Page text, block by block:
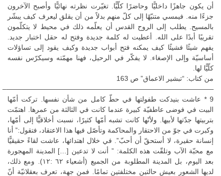
أن يكون جاهزًا داخليًّا وحاضرًا كلّيًّا. تغيّرت نظرته نهائيًّا وأصبح الآخرون
جزءًا منه. فيمسي متنبّهًا إلى كلّ منهم بدلاً من أن يقلق ليعرف كيف يبشّر
بالمسيح. يطلب إلى الروح القدس أن يعلّمه ذلك في محيط لا يتكلّمون
تقريبًا أبدًا على الله. أعطيت له كلمة جديدة وفتح له حقل اختبار جديد.
يفهم شيئًا فشيئًا كيف يمكنه فتح أبواب جديدة وكيف يقود إلى تساؤلات
أساسيّة وإلى الإصغاء. لا يفكّر في الرحيل، فهنا مهمّته وسيكرّس نفسه
كلّيًّا لها.
من كتاب: “تبشير الاعماق” ص 163
——————————————————————————————–
9 * عاشت بنيدكت طفولتها في حطّ كامل من شأن نفسها. تركت أمّها
البيت في فوضى عاطفيّة كبيرة عندما كانت في الثالثة من عمرها. اهتمّت
بتربيتها جدّتها لأبيها. ولأنّها كانت تشبه أمّها كثيرًا، نسبت أخلاقيًّا إلى أمّها،
وكبرت في جوّ من الاحتقار والمحاكمة وتأصّل فيها هذا الاعتقاد، فتقول:” أنا
إنسانة حقيرة، لا أستحقّ أن أحبّ”. في خلال اهتدائها، عاشت لقاءً حقيقيًّا
مع محبّة الآب وتلقّت هذه الكلمة: ” أنت لا تدعين […] المدينة المهجورة
بعد اليوم، بل المدينة المطلوبة من الجميع (أشعياء ٦٢ :١٢). ومع ذلك،
لديها الشعور بعيش حالتين مختلفتين تمامًا. فمن جهة، تعرف بعقلانيّة أنّ